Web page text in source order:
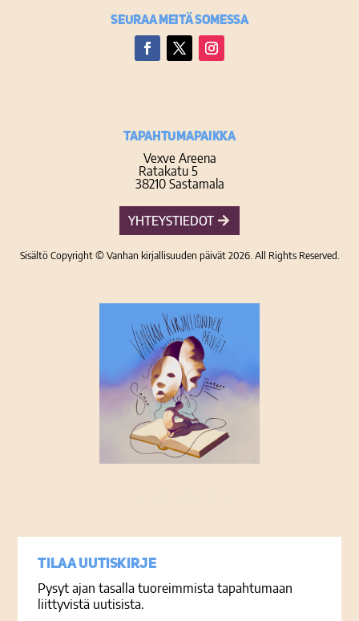
Seuraa meitä somessa
TAPAHTUMAPAIKKA
Vexve Areena
Ratakatu 5
38210 Sastamala
YHTEYSTIEDOT
Sisältö Copyright © Vanhan kirjallisuuden päivät 2026. All Rights Reserved.
Tilaa uutiskirje
Pysyt ajan tasalla tuoreimmista tapahtumaan
liittyvistä uutisista.